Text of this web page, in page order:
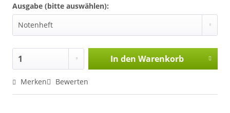
Ausgabe (bitte auswählen):
In den Warenkorb
Merken Bewerten